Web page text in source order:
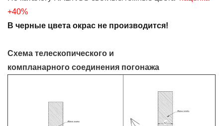
+40%
В черные цвета окрас не производится!
Схема телескопического и
компланарного соединения погонажа